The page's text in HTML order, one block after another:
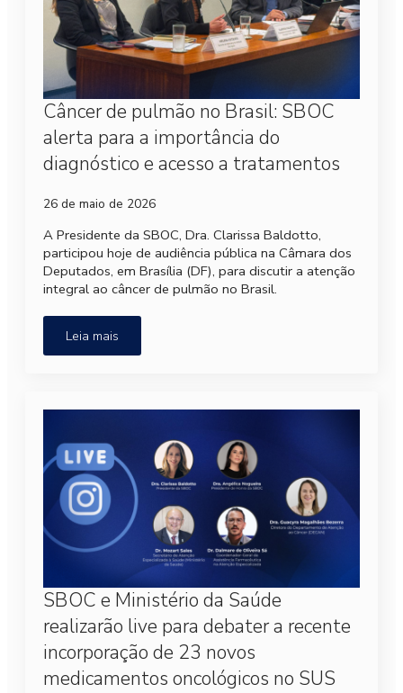
Câncer de pulmão no Brasil: SBOC
alerta para a importância do
diagnóstico e acesso a tratamentos
26 de maio de 2026
A Presidente da SBOC, Dra. Clarissa Baldotto,
participou hoje de audiência pública na Câmara dos
Deputados, em Brasília (DF), para discutir a atenção
integral ao câncer de pulmão no Brasil.
Leia mais
SBOC e Ministério da Saúde
realizarão live para debater a recente
incorporação de 23 novos
medicamentos oncológicos no SUS